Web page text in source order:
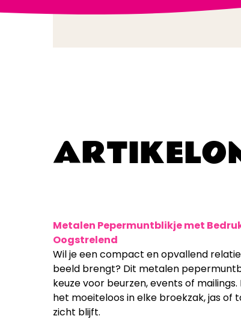
Metalen Pepermuntblikje met
Oogstrelend
Wil je een compact en opvallend
beeld brengt? Dit metalen
keuze voor beurzen, events of
het moeiteloos in elke broekzak, jas of
zicht blijft.